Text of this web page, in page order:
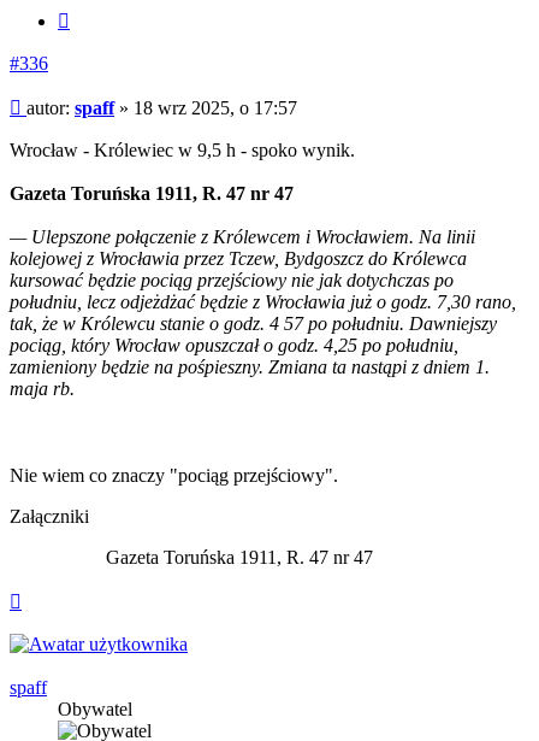
#336
Post
autor: spaff» 18 wrz 2025, o 17:57
Wrocław - Królewiec w 9,5 h - spoko wynik.
Gazeta Toruńska 1911, R. 47 nr 47
— Ulepszone połączenie z Królewcem i Wrocławiem. Na linii
kolejowej z Wrocławia przez Tczew, Bydgoszcz do Królewca
kursować będzie pociąg przejściowy nie jak dotychczas po
południu, lecz odjeżdżać będzie z Wrocławia już o godz. 7,30 rano,
tak, że w Królewcu stanie o godz. 4 57 po południu. Dawniejszy
pociąg, który Wrocław opuszczał o godz. 4,25 po południu,
zamieniony będzie na pośpieszny. Zmiana ta nastąpi z dniem 1.
maja rb.
Nie wiem co znaczy "pociąg przejściowy".
Załączniki
Gazeta Toruńska 1911, R. 47 nr 47
spaff
Obywatel